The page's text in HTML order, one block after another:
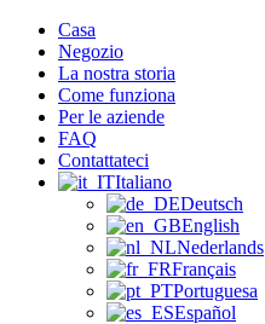
Casa
Negozio
La nostra storia
Come funziona
Per le aziende
FAQ
Contattateci
Italiano
Deutsch
English
Nederlands
Français
Portuguesa
Español